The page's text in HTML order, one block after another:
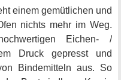
einem gemütlichen und
nichts mehr im Weg.
Eichen- /
Druck gepresst und
Bindemitteln aus. So